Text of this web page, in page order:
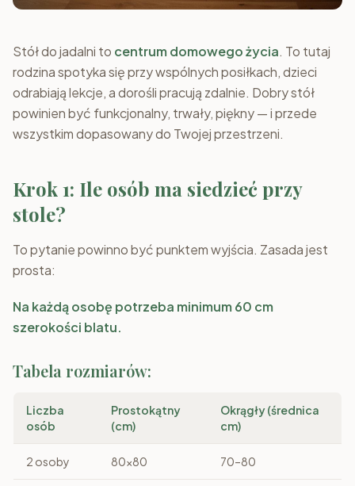
Stół do jadalni to centrum domowego życia. To tutaj
rodzina spotyka się przy wspólnych posiłkach, dzieci
odrabiają lekcje, a dorośli pracują zdalnie. Dobry stół
powinien być funkcjonalny, trwały, piękny — i przede
wszystkim dopasowany do Twojej przestrzeni.
Krok 1: Ile osób ma siedzieć przy
stole?
To pytanie powinno być punktem wyjścia. Zasada jest
prosta:
Na każdą osobę potrzeba minimum 60 cm
szerokości blatu.
Tabela rozmiarów:
Liczba
osób
Prostokątny
(cm)
Okrągły (średnica
cm)
2 osoby 80x80 70–80